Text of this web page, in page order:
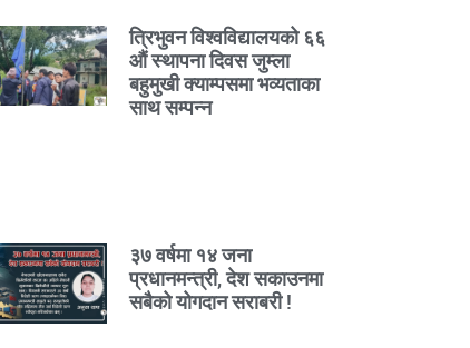
त्रिभुवन विश्वविद्यालयको ६६
औं स्थापना दिवस जुम्ला
बहुमुखी क्याम्पसमा भव्यताका
साथ सम्पन्न
३७ वर्षमा १४ जना
प्रधानमन्त्री, देश सकाउनमा
सबैको योगदान सराबरी !